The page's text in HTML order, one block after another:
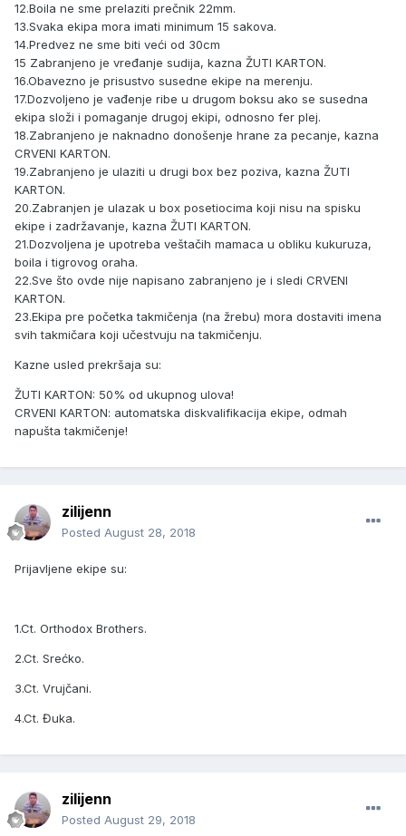
12.Boila ne sme prelaziti prečnik 22mm.
13.Svaka ekipa mora imati minimum 15 sakova.
14.Predvez ne sme biti veći od 30cm
15 Zabranjeno je vređanje sudija, kazna ŽUTI KARTON.
16.Obavezno je prisustvo susedne ekipe na merenju.
17.Dozvoljeno je vađenje ribe u drugom boksu ako se susedna
ekipa složi i pomaganje drugoj ekipi, odnosno fer plej.
18.Zabranjeno je naknadno donošenje hrane za pecanje, kazna
CRVENI KARTON.
19.Zabranjeno je ulaziti u drugi box bez poziva, kazna ŽUTI
KARTON.
20.Zabranjen je ulazak u box posetiocima koji nisu na spisku
ekipe i zadržavanje, kazna ŽUTI KARTON.
21.Dozvoljena je upotreba veštačih mamaca u obliku kukuruza,
boila i tigrovog oraha.
22.Sve što ovde nije napisano zabranjeno je i sledi CRVENI
KARTON.
23.Ekipa pre početka takmičenja (na žrebu) mora dostaviti imena
svih takmičara koji učestvuju na takmičenju.
Kazne usled prekršaja su:
ŽUTI KARTON: 50% od ukupnog ulova!
CRVENI KARTON: automatska diskvalifikacija ekipe, odmah
napušta takmičenje!
zilijenn
Posted August 28, 2018
Prijavljene ekipe su:
1.Ct. Orthodox Brothers.
2.Ct. Srećko.
3.Ct. Vrujčani.
4.Ct. Đuka.
zilijenn
Posted August 29, 2018